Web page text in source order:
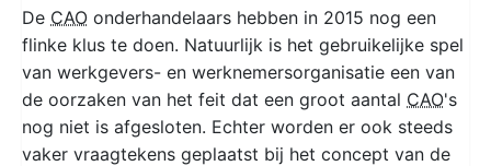
De CAO onderhandelaars hebben in 2015 nog een
flinke klus te doen. Natuurlijk is het gebruikelijke spel
van werkgevers- en werknemersorganisatie een van
de oorzaken van het feit dat een groot aantal CAO's
nog niet is afgesloten. Echter worden er ook steeds
vaker vraagtekens geplaatst bij het concept van de